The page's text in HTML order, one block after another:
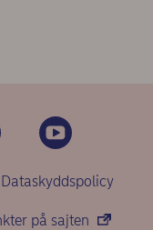
Dataskyddspolicy
på sajten